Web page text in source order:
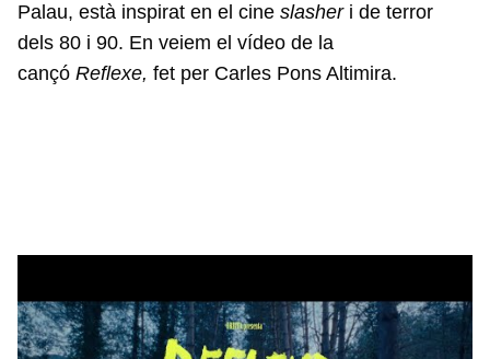
Palau, està inspirat en el cine slasheri de terror
dels 80 i 90. En veiem el vídeo de la
cançó Reflexe, fet per Carles Pons Altimira.